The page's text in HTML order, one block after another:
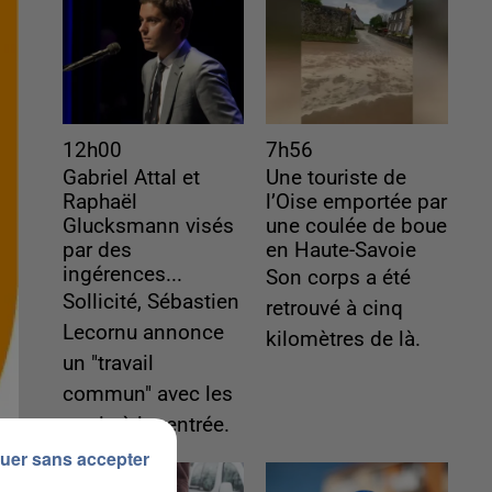
12h00
Gabriel Attal et
Raphaël
Glucksmann visés
par des
ingérences...
Sollicité, Sébastien
Lecornu annonce
un "travail
commun" avec les
partis à la rentrée.
7h56
Une touriste de
l’Oise emportée par
une coulée de boue
en Haute-Savoie
Son corps a été
retrouvé à cinq
kilomètres de là.
sans accepter